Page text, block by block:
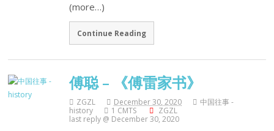
(more…)
Continue Reading
傅聪 – 《傅雷家书》
ZGZL December 30, 2020
中国往事 -
history
1 CMTS
ZGZL
last reply @ December 30, 2020